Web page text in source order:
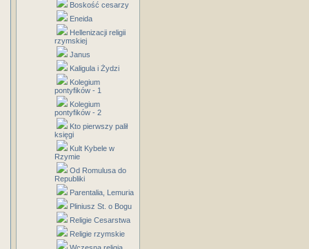
Boskość cesarzy
Eneida
Hellenizacji religii
rzymskiej
Janus
Kaligula i Żydzi
Kolegium
pontyfików - 1
Kolegium
pontyfików - 2
Kto pierwszy palił
księgi
Kult Kybele w
Rzymie
Od Romulusa do
Republiki
Parentalia, Lemuria
Pliniusz St. o Bogu
Religie Cesarstwa
Religie rzymskie